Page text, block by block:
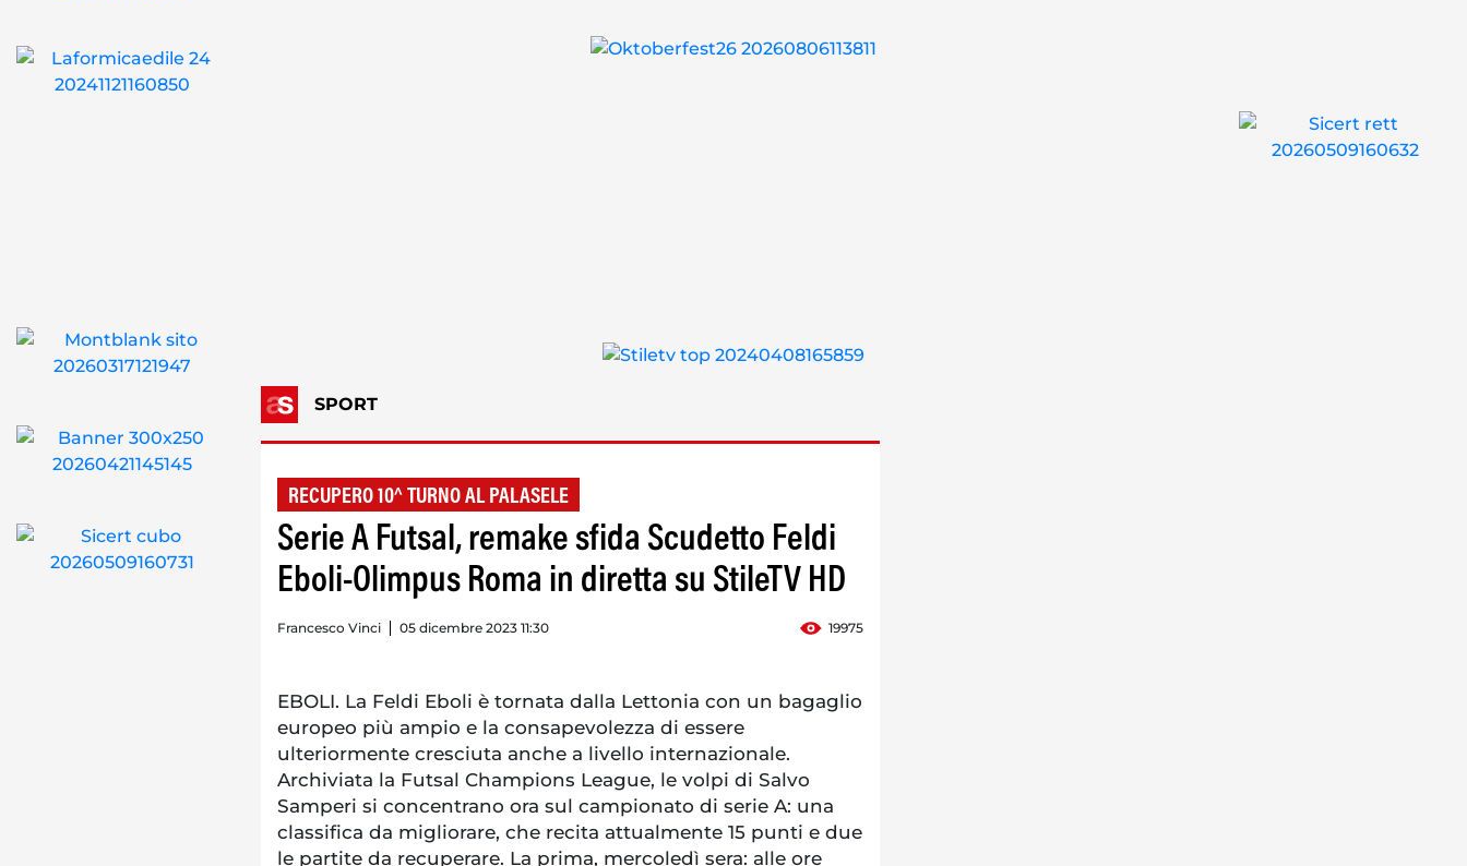
SPORT
RECUPERO 10^ TURNO AL PALASELE
Serie A Futsal, remake sfida Scudetto Feldi
Eboli-Olimpus Roma in diretta su StileTV HD
Francesco Vinci 05 dicembre 2023 11:30 19975
EBOLI. La Feldi Eboli è tornata dalla Lettonia con un bagaglio
europeo più ampio e la consapevolezza di essere
ulteriormente cresciuta anche a livello internazionale.
Archiviata la Futsal Champions League, le volpi di Salvo
Samperi si concentrano ora sul campionato di serie A: una
classifica da migliorare, che recita attualmente 15 punti e due
le partite da recuperare. La prima, mercoledì sera: alle ore